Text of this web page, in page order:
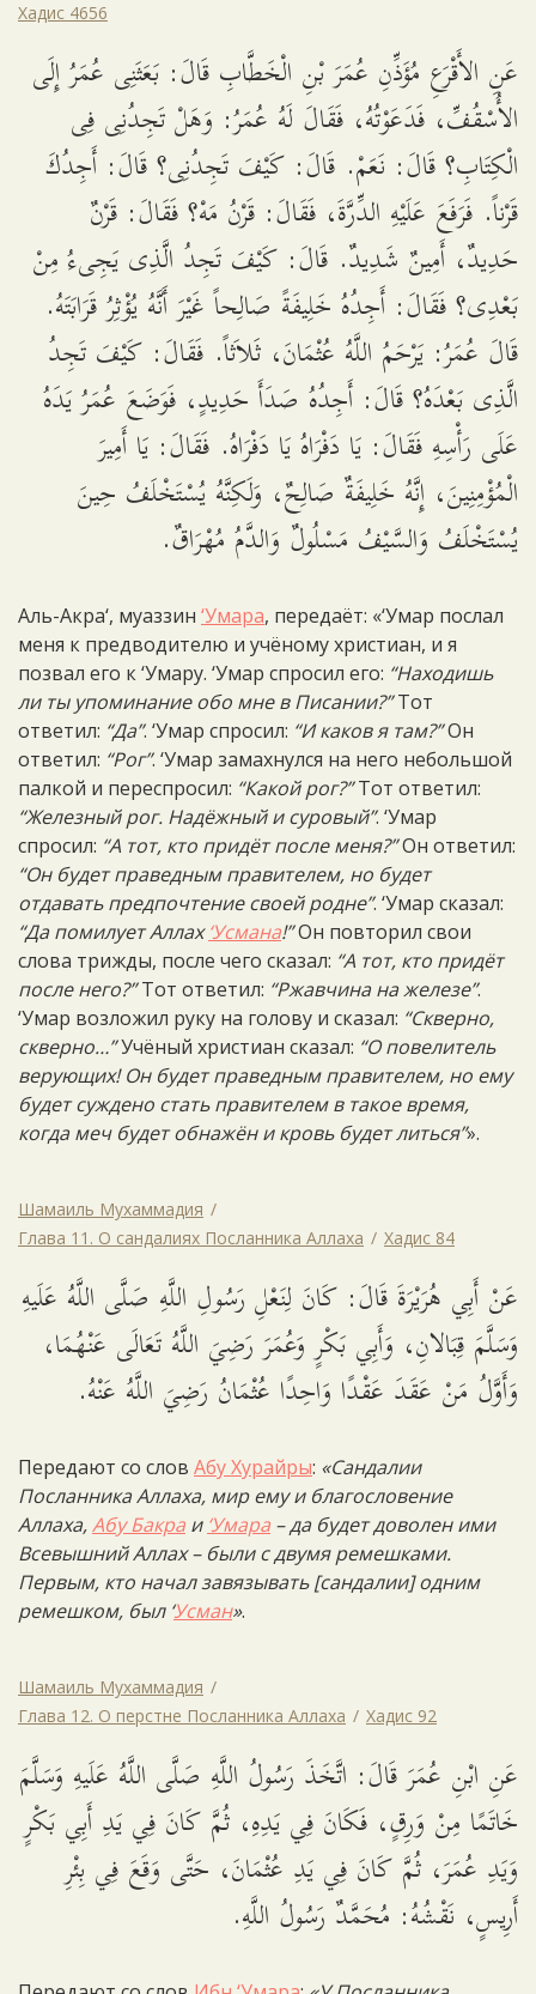
Хадис 4656
عَنِ الأَقْرَعِ مُؤَذِّنِ عُمَرَ بْنِ الْخَطَّابِ قَالَ: بَعَثَنِى عُمَرُ إِلَى
الأُسْقُفِّ، فَدَعَوْتُهُ، فَقَالَ لَهُ عُمَرُ: وَهَلْ تَجِدُنِى فِى
الْكِتَابِ؟ قَالَ: نَعَمْ. قَالَ: كَيْفَ تَجِدُنِى؟ قَالَ: أَجِدُكَ
قَرْناً. فَرَفَعَ عَلَيْهِ الدِّرَّةَ، فَقَالَ: قَرْنُ مَهْ؟ فَقَالَ: قَرْنٌ
حَدِيدٌ، أَمِينٌ شَدِيدٌ. قَالَ: كَيْفَ تَجِدُ الَّذِى يَجِىءُ مِنْ
بَعْدِى؟ فَقَالَ: أَجِدُهُ خَلِيفَةً صَالِحاً غَيْرَ أَنَّهُ يُؤْثِرُ قَرَابَتَهُ.
قَالَ عُمَرُ: يَرْحَمُ اللَّهُ عُثْمَانَ، ثَلاَثاً. فَقَالَ: كَيْفَ تَجِدُ
الَّذِى بَعْدَهُ؟ قَالَ: أَجِدُهُ صَدَأَ حَدِيدٍ، فَوَضَعَ عُمَرُ يَدَهُ
عَلَى رَأْسِهِ فَقَالَ: يَا دَفْرَاهُ يَا دَفْرَاهُ. فَقَالَ: يَا أَمِيرَ
الْمُؤْمِنِينَ، إِنَّهُ خَلِيفَةٌ صَالِحٌ، وَلَكِنَّهُ يُسْتَخْلَفُ حِينَ
يُسْتَخْلَفُ وَالسَّيْفُ مَسْلُولٌ وَالدَّمُ مُهْرَاقٌ.
Аль-Акра‘, муаззин ‘Умара, передаёт: «‘Умар послал
меня к предводителю и учёному христиан, и я
позвал его к ‘Умару. ‘Умар спросил его: “Находишь
ли ты упоминание обо мне в Писании?”Тот
ответил: “Да”. ‘Умар спросил: “И каков я там?”Он
ответил: “Рог”. ‘Умар замахнулся на него небольшой
палкой и переспросил: “Какой рог?”Тот ответил:
“Железный рог. Надёжный и суровый”. ‘Умар
спросил: “А тот, кто придёт после меня?”Он ответил:
“Он будет праведным правителем, но будет
отдавать предпочтение своей родне”. ‘Умар сказал:
“Да помилует Аллах‘Усмана!”Он повторил свои
слова трижды, после чего сказал: “А тот, кто придёт
после него?”Тот ответил: “Ржавчина на железе”.
‘Умар возложил руку на голову и сказал: “Скверно,
скверно…”Учёный христиан сказал: “О повелитель
верующих! Он будет праведным правителем, но ему
будет суждено стать правителем в такое время,
когда меч будет обнажён и кровь будет литься”».
Шамаиль Мухаммадия
Глава 11. О сандалиях Посланника Аллаха
Хадис 84
عَنْ أَبِي هُرَيْرَةَ قَالَ: كَانَ لِنَعْلِ رَسُولِ اللَّهِ صَلَّى اللَّهُ عَلَيهِ
وَسَلَّمَ قِبَالانِ، وَأَبِي بَكْرٍ وَعُمَرَ رَضِيَ اللَّهُ تَعَالَى عَنْهُمَا،
وَأَوَّلُ مَنْ عَقَدَ عَقْدًا وَاحِدًا عُثْمَانُ رَضِيَ اللَّهُ عَنْهُ.
Передают со слов Абу Хурайры: «Сандалии
Посланника Аллаха, мир ему и благословение
Аллаха,Абу Бакра и ‘Умара – да будет доволен ими
Всевышний Аллах – были с двумя ремешками.
Первым, кто начал завязывать [сандалии] одним
ремешком, был ‘Усман».
Шамаиль Мухаммадия
Глава 12. О перстне Посланника Аллаха
Хадис 92
عَنِ ابْنِ عُمَرَ قَالَ: اتَّخَذَ رَسُولُ اللَّهِ صَلَّى اللَّهُ عَلَيهِ وَسَلَّمَ
خَاتَمًا مِنْ وَرِقٍ، فَكَانَ فِي يَدِهِ، ثُمَّ كَانَ فِي يَدِ أَبِي بَكْرٍ
وَيَدِ عُمَرَ، ثُمَّ كَانَ فِي يَدِ عُثْمَانَ، حَتَّى وَقَعَ فِي بِئْرِ
أَرِيسٍ، نَقْشُهُ: مُحَمَّدٌ رَسُولُ اللَّهِ.